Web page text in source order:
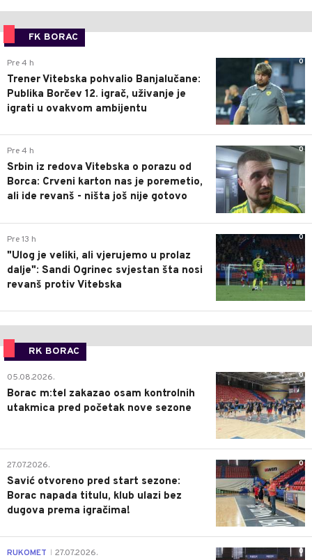
FK BORAC
0
Pre 4 h
Trener Vitebska pohvalio Banjalučane:
Publika Borčev 12. igrač, uživanje je
igrati u ovakvom ambijentu
0
Pre 4 h
Srbin iz redova Vitebska o porazu od
Borca: Crveni karton nas je poremetio,
ali ide revanš - ništa još nije gotovo
0
Pre 13 h
"Ulog je veliki, ali vjerujemo u prolaz
dalje": Sandi Ogrinec svjestan šta nosi
revanš protiv Vitebska
RK BORAC
0
05.08.2026.
Borac m:tel zakazao osam kontrolnih
utakmica pred početak nove sezone
0
27.07.2026.
Savić otvoreno pred start sezone:
Borac napada titulu, klub ulazi bez
dugova prema igračima!
0
RUKOMET 27.07.2026.